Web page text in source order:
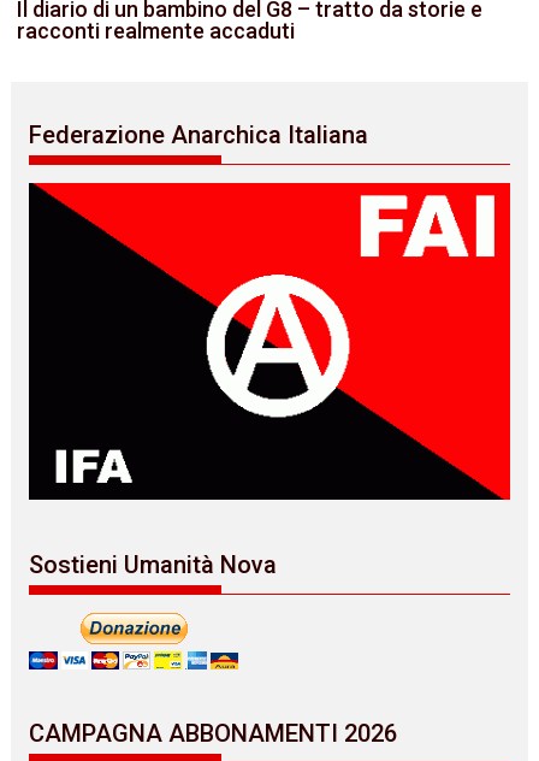
Il diario di un bambino del G8 – tratto da storie e
racconti realmente accaduti
Federazione Anarchica Italiana
Sostieni Umanità Nova
CAMPAGNA ABBONAMENTI 2026